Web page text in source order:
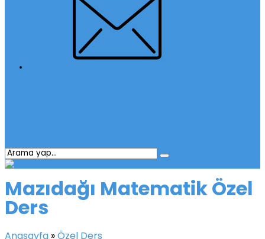
Mazıdağı Matematik Özel
Ders
Anasayfa » Özel Ders